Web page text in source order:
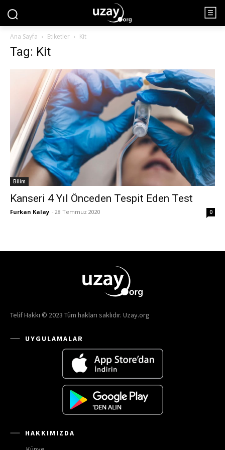
Ana Sayfa Etiketler Kit
Tag: Kit
Bilim
Kanseri 4 Yıl Önceden Tespit Eden Test
Furkan Kalay - 28 Temmuz 2020 0
Telif Hakkı © 2023 Tüm hakları saklıdır. Uzay.org
UYGULAMALAR
HAKKIMIZDA